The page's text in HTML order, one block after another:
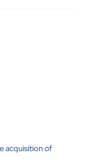
acquisition of